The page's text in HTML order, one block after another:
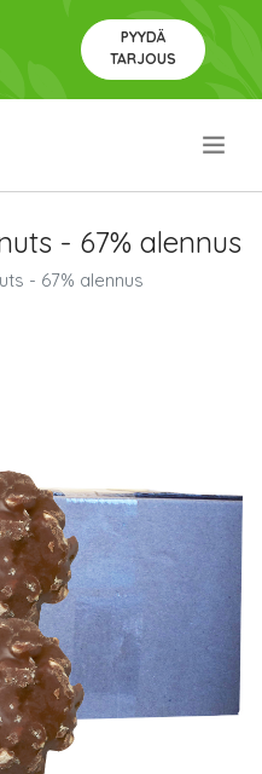
PYYDÄ
TARJOUS
- 67% alennus
- 67% alennus